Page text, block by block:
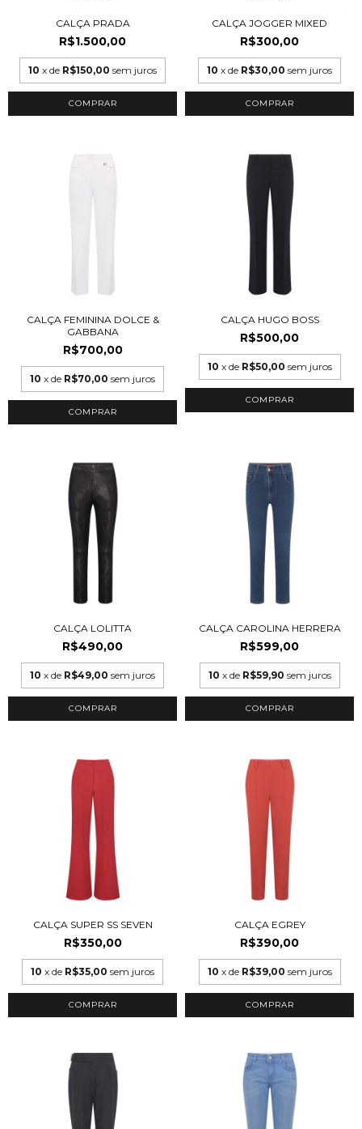
CALÇA PRADA
R$1.500,00
10 x de R$150,00 sem juros
COMPRAR
CALÇA JOGGER MIXED
R$300,00
10 x de R$30,00 sem juros
COMPRAR
CALÇA FEMININA DOLCE &
GABBANA
R$700,00
10 x de R$70,00 sem juros
COMPRAR
CALÇA HUGO BOSS
R$500,00
10 x de R$50,00 sem juros
CALÇA LOLITTA
R$490,00
10 x de R$49,00 sem juros
CALÇA CAROLINA HERRERA
R$599,00
10 x de R$59,90 sem juros
COMPRAR
CALÇA SUPER SS SEVEN
R$350,00
10 x de R$35,00 sem juros
COMPRAR
CALÇA EGREY
R$390,00
10 x de R$39,00 sem juros